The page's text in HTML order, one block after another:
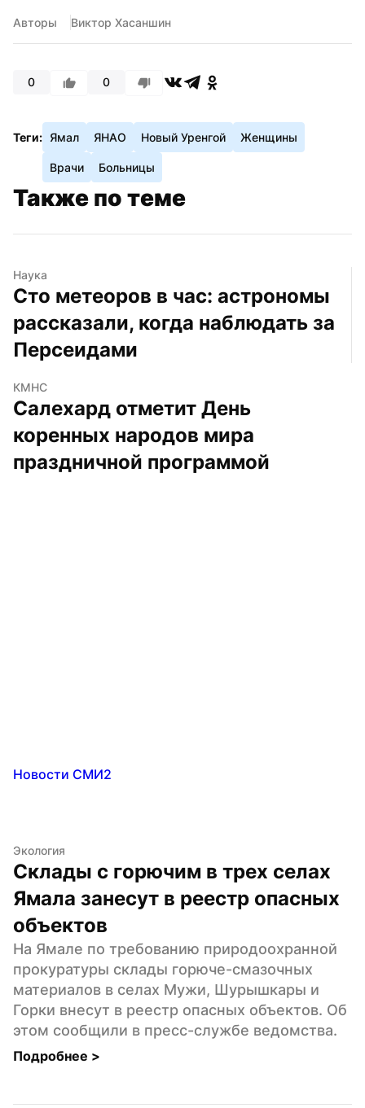
Авторы Виктор Хасаншин
0 0
Теги: Ямал ЯНАО Новый Уренгой Женщины
Врачи Больницы
Также по теме
Наука
Сто метеоров в час: астрономы
рассказали, когда наблюдать за
Персеидами
КМНС
Салехард отметит День
коренных народов мира
праздничной программой
Новости СМИ2
Экология
Склады с горючим в трех селах
Ямала занесут в реестр опасных
объектов
На Ямале по требованию природоохранной
прокуратуры склады горюче-смазочных
материалов в селах Мужи, Шурышкары и
Горки внесут в реестр опасных объектов. Об
этом сообщили в пресс-службе ведомства.
Подробнее >